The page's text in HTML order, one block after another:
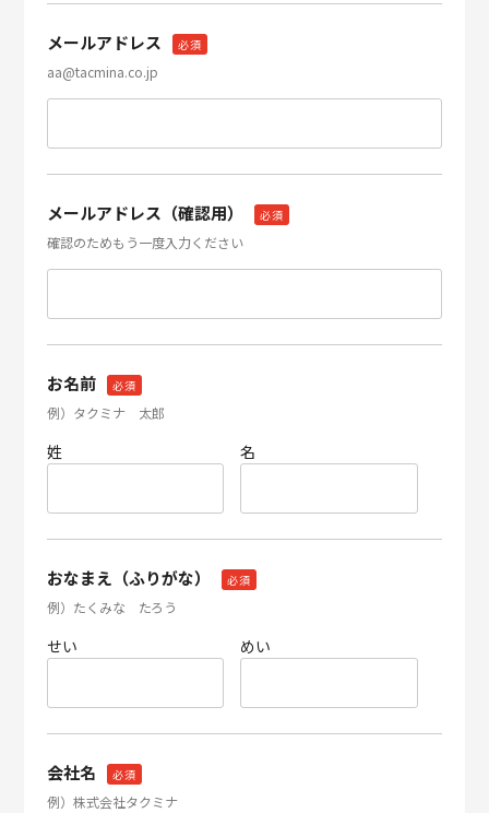
メールアドレス 必須
aa@tacmina.co.jp
メールアドレス（確認用） 必須
確認のためもう一度入力ください
お名前 必須
例）タクミナ 太郎
姓 名
おなまえ（ふりがな） 必須
例）たくみな たろう
せい めい
会社名 必須
例）株式会社タクミナ